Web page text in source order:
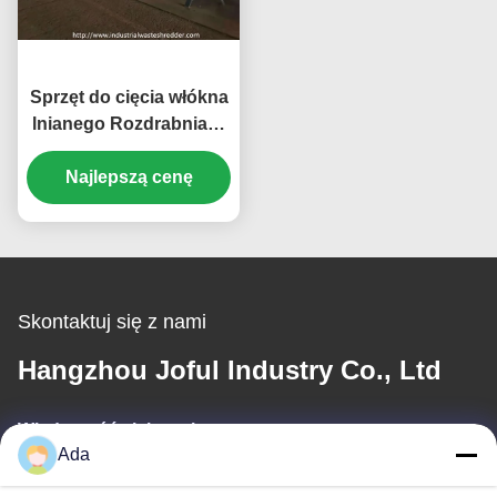
Sprzęt do cięcia włókna
lnianego Rozdrabniacz
do surowca lnianego
Duża moc
Najlepszą cenę
Skontaktuj się z nami
Hangzhou Joful Industry Co., Ltd
Wiadomość elektroniczna
Ada